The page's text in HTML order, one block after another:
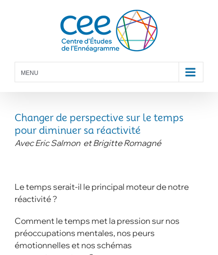
MENU
Changer de perspective sur le temps
pour diminuer sa réactivité
Avec Eric Salmon et Brigitte Romagné
Le temps serait-il le principal moteur de notre
réactivité ?
Comment le temps met la pression sur nos
préoccupations mentales, nos peurs
émotionnelles et nos schémas